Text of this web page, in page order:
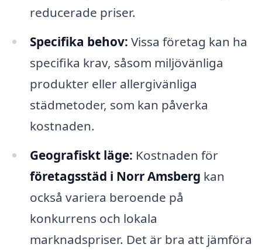
reducerade priser.
Specifika behov: Vissa företag kan ha
specifika krav, såsom miljövänliga
produkter eller allergivänliga
städmetoder, som kan påverka
kostnaden.
Geografiskt läge: Kostnaden för
företagsstäd i Norr Amsberg kan
också variera beroende på
konkurrens och lokala
marknadspriser. Det är bra att jämföra